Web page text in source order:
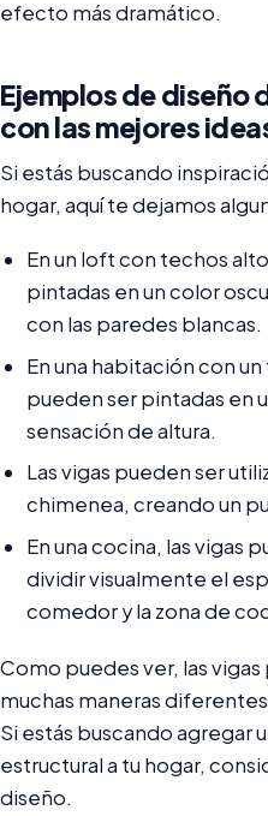
efecto más dramático.
Ejemplos de diseño
con las mejores
Si estás buscando
hogar, aquí te dejamos
En un loft con techos
pintadas en un color
con las paredes blancas.
En una habitación con
pueden ser pintadas en
sensación de altura.
Las vigas pueden ser
chimenea, creando un
En una cocina, las vigas
dividir visualmente el
comedor y la zona de
Como puedes ver, las
muchas maneras
Si estás buscando agregar
estructural a tu hogar,
diseño.